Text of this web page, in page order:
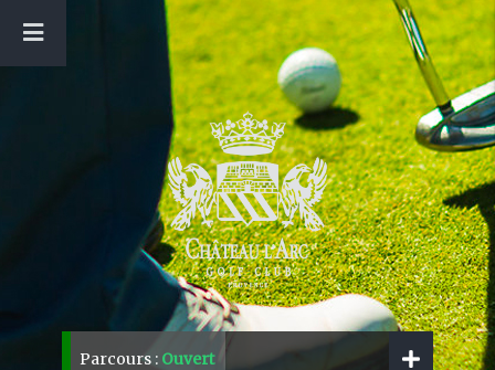
Parcours : Ouvert